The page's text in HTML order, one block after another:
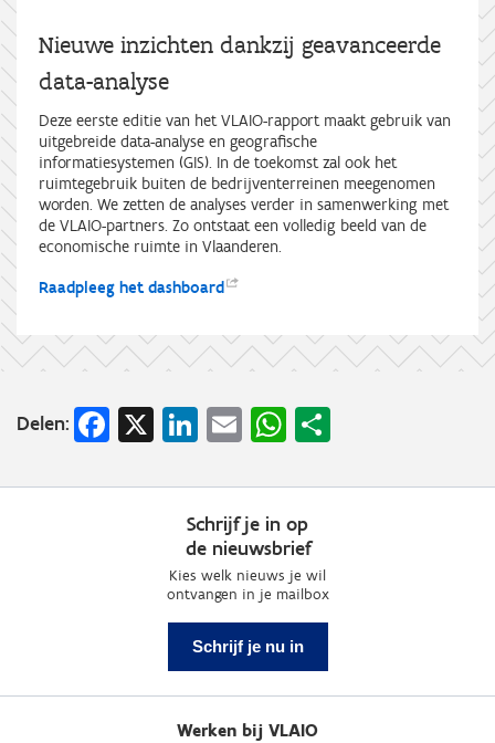
Nieuwe inzichten dankzij geavanceerde
data-analyse
Deze eerste editie van het VLAIO-rapport maakt gebruik van
uitgebreide data-analyse en geografische
informatiesystemen (GIS). In de toekomst zal ook het
ruimtegebruik buiten de bedrijventerreinen meegenomen
worden. We zetten de analyses verder in samenwerking met
de VLAIO-partners. Zo ontstaat een volledig beeld van de
economische ruimte in Vlaanderen.
Raadpleeg het dashboard
Delen: Facebook
X LinkedIn
EmailWhatsApp
Schrijf je in op
de nieuwsbrief
Kies welk nieuws je wil
ontvangen in je mailbox
Schrijf je nu in
Werken bij VLAIO